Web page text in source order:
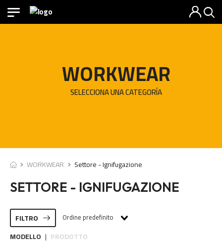
WORKWEAR
SELECCIONA UNA CATEGORÍA
WORKWEAR Settore - Ignifugazione
SETTORE - IGNIFUGAZIONE
FILTRO Ordine predefinito
MODELLO | PRODOTTO